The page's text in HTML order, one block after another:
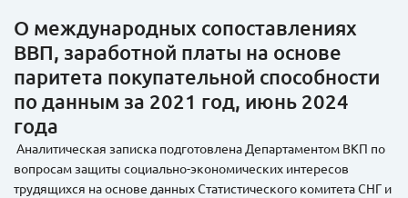
О международных сопоставлениях
ВВП, заработной платы на основе
паритета покупательной способности
по данным за 2021 год, июнь 2024
года
Аналитическая записка подготовлена Департаментом ВКП по
вопросам защиты социально-экономических интересов
трудящихся на основе данных Статистического комитета СНГ и